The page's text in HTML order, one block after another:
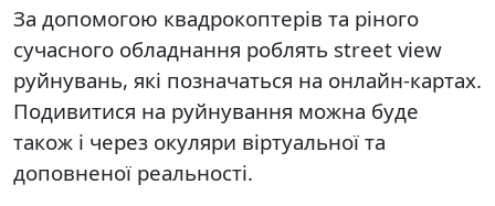
За допомогою квадрокоптерів та ріного
сучасного обладнання роблять street view
руйнувань, які позначаться на онлайн-картах.
Подивитися на руйнування можна буде
також і через окуляри віртуальної та
доповненої реальності.